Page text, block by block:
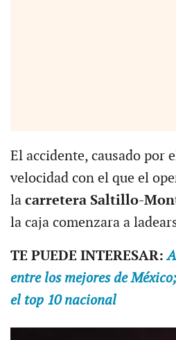
El accidente, causado por
velocidad con el que el
la carretera Saltillo-
la caja comenzara a
TE PUEDE INTERESAR:
entre los mejores de
el top 10 nacional